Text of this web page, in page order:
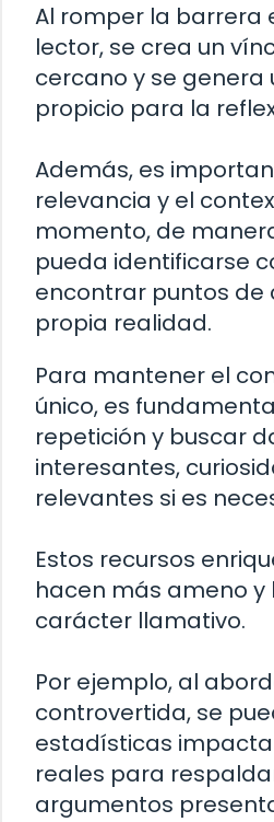
Al romper la barrera
lector, se crea un
cercano y se genera
propicio para la
Además, es
relevancia y el
momento, de
pueda identificarse
encontrar puntos de
propia realidad.
Para mantener el
único, es
repetición y buscar
interesantes,
relevantes si es
Estos recursos
hacen más ameno y
carácter llamativo.
Por ejemplo, al
controvertida, se
estadísticas
reales para
argumentos